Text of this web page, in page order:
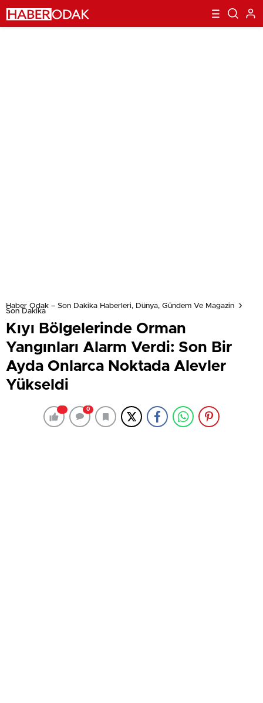
Haber Odak – Son Dakika Haberleri, Dünya, Gündem Ve Magazin
Son Dakika
Kıyı Bölgelerinde Orman
Yangınları Alarm Verdi: Son Bir
Ayda Onlarca Noktada Alevler
Yükseldi
0